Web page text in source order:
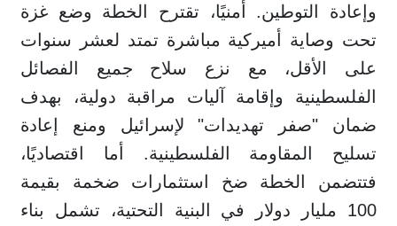
وإعادة التوطين. أمنيًا، تقترح الخطة وضع غزة
تحت وصاية أميركية مباشرة تمتد لعشر سنوات
على الأقل، مع نزع سلاح جميع الفصائل
الفلسطينية وإقامة آليات مراقبة دولية، بهدف
ضمان "صفر تهديدات" لإسرائيل ومنع إعادة
تسليح المقاومة الفلسطينية. أما اقتصاديًا،
فتتضمن الخطة ضخ استثمارات ضخمة بقيمة
100 مليار دولار في البنية التحتية، تشمل بناء